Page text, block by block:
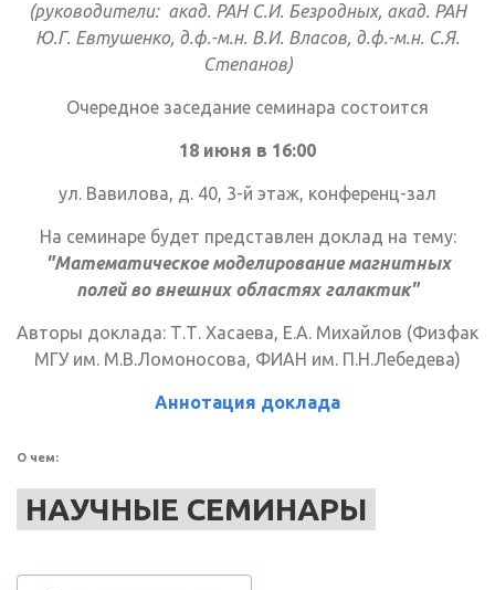
(руководители: акад. РАН С.И. Безродных, акад. РАН
Ю.Г. Евтушенко, д.ф.-м.н. В.И. Власов, д.ф.-м.н. С.Я.
Степанов)
Очередное заседание семинара состоится
18 июня в 16:00
ул. Вавилова, д. 40, 3-й этаж, конференц-зал
На семинаре будет представлен доклад на тему:
"Математическое моделирование магнитных
полей во внешних областях галактик"
Авторы доклада: Т.Т. Хасаева, Е.А. Михайлов (Физфак
МГУ им. М.В.Ломоносова, ФИАН им. П.Н.Лебедева)
Аннотация доклада
О чем:
НАУЧНЫЕ СЕМИНАРЫ